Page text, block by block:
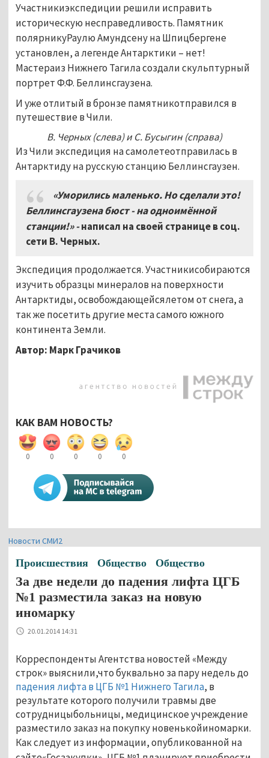
Участникиэкспедиции решили исправить
историческую несправедливость. Памятник
полярникуРаулю Амундсену на Шпицбергене
установлен, а легенде Антарктики – нет!
Мастераиз Нижнего Тагила создали скульптурный
портрет Ф.Ф. Беллинсгаузена.
И уже отлитый в бронзе памятникотправился в
путешествие в Чили.
В. Черных (слева) и С. Бусыгин (справа)
Из Чили экспедиция на самолетеотправилась в
Антарктиду на русскую станцию Беллинсгаузен.
«Уморились маленько. Но сделали это!
Беллинсгаузена бюст - на одноимённой
станции!» -написал на своей странице в соц.
сети В. Черных.
Экспедиция продолжается. Участникисобираются
изучить образцы минералов на поверхности
Антарктиды, освобождающейсялетом от снега, а
так же посетить другие места самого южного
континента Земли.
Автор: Марк Грачиков
КАК ВАМ НОВОСТЬ?
0 0 0 0 0
Новости СМИ2
Происшествия Общество Общество
За две недели до падения лифта ЦГБ
№1 разместила заказ на новую
иномарку
20.01.2014 14:31
Корреспонденты Агентства новостей «Между
строк» выяснили,что буквально за пару недель до
падения лифта в ЦГБ №1 Нижнего Тагила, в
результате которого получили травмы две
сотрудницыбольницы, медицинское учреждение
разместило заказ на покупку новенькойиномарки.
Как следует из информации, опубликованной на